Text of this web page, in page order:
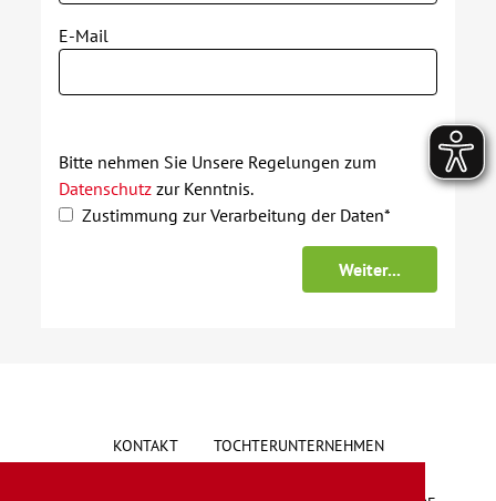
E-Mail
Bitte nehmen Sie Unsere Regelungen zum
Datenschutzzur Kenntnis.
Zustimmung zur Verarbeitung der Daten*
KONTAKT TOCHTERUNTERNEHMEN